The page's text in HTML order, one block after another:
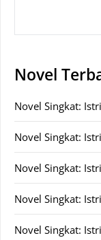
Novel
Novel Singkat:
Novel Singkat:
Novel Singkat:
Novel Singkat:
Novel Singkat: